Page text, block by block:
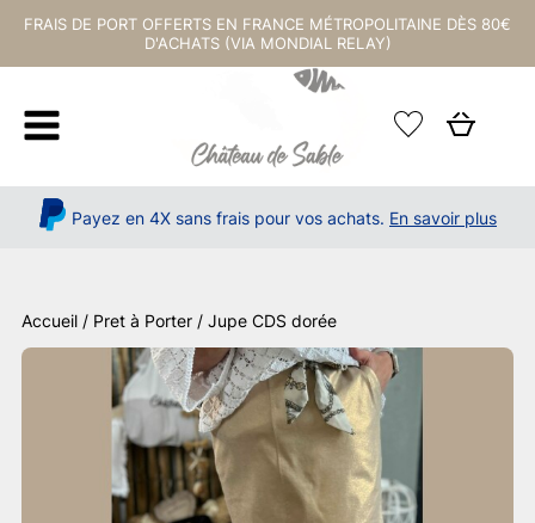
FRAIS DE PORT OFFERTS EN FRANCE MÉTROPOLITAINE DÈS 80€
D'ACHATS (VIA MONDIAL RELAY)
Payez en 4X sans frais pour vos achats. En savoir plus
Accueil / Pret à Porter / Jupe CDS dorée